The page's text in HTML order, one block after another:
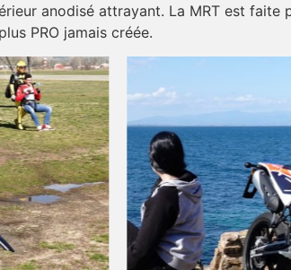
anodisé attrayant. La MRT est faite
PRO jamais créée.